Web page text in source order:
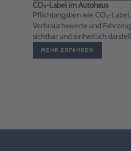
CO₂-Label im Autohaus
Pflichtangaben wie CO₂-Label,
Verbrauchswerte und
sichtbar und einheitlich
MEHR ERFAHREN